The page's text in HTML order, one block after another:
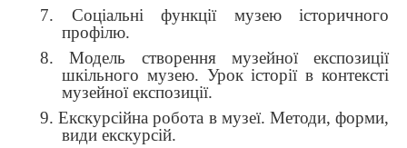
7. Соціальні функції музею історичного
профілю.
8. Модель створення музейної експозиції
шкільного музею. Урок історії в контексті
музейної експозиції.
9. Екскурсійна робота в музеї. Методи, форми,
види екскурсій.